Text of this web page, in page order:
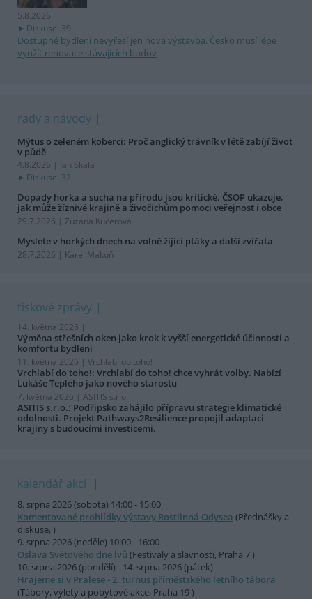
5.8.2026
Diskuse: 39
Dostupné bydlení nevyřeší jen nová výstavba. Česko musí lépe
využít renovace stávajících budov
rady a návody
Mýtus o zeleném koberci: Proč anglický trávník v létě zabíjí život
v půdě
4.8.2026 | Jan Skala
Diskuse: 32
Dopady horka a sucha na přírodu jsou kritické. ČSOP ukazuje,
jak může žíznivé krajině a živočichům pomoci veřejnost i obce
29.7.2026 | Zuzana Kučerová
Myslete v horkých dnech na volně žijící ptáky a další zvířata
28.7.2026 | Karel Makoň
tiskové zprávy
14. května 2026 |
Výměna střešních oken jako krok k vyšší energetické účinnosti a
komfortu bydlení
11. května 2026 | Vrchlabí do toho!
Vrchlabí do toho!: Vrchlabí do toho! chce vyhrát volby. Nabízí
Lukáše Teplého jako nového starostu
7. května 2026 | ASITIS s.r.o.
ASITIS s.r.o.: Podřipsko zahájilo přípravu strategie klimatické
odolnosti. Projekt Pathways2Resilience propojil adaptaci
krajiny s budoucími investicemi.
kalendář akcí
8. srpna 2026 (sobota) 14:00 - 15:00
Komentované prohlídky výstavy Rostlinná Odysea (Přednášky a
diskuse, )
9. srpna 2026 (neděle) 10:00 - 16:00
Oslava Světového dne lvů (Festivaly a slavnosti, Praha 7 )
10. srpna 2026 (pondělí) - 14. srpna 2026 (pátek)
Hrajeme si v Pralese - 2. turnus příměstského letního tábora
(Tábory, výlety a pobytové akce, Praha 19 )